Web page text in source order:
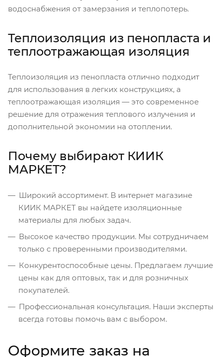
водоснабжения от замерзания и теплопотерь.
Теплоизоляция из пенопласта и
теплоотражающая изоляция
Теплоизоляция из пенопласта отлично подходит
для использования в легких конструкциях, а
теплоотражающая изоляция — это современное
решение для отражения теплового излучения и
дополнительной экономии на отоплении.
Почему выбирают КИИК
МАРКЕТ?
Широкий ассортимент. В интернет магазине
КИИК МАРКЕТ вы найдете изоляционные
материалы для любых задач.
Высокое качество продукции. Мы сотрудничаем
только с проверенными производителями.
Конкурентоспособные цены. Предлагаем лучшие
цены как для оптовых, так и для розничных
покупателей.
Профессиональная консультация. Наши эксперты
всегда готовы помочь вам с выбором.
Оформите заказ на